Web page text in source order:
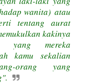
wanita) atau
tentang aurat
kakinya
yang mereka
kamu sekalian
orang yang